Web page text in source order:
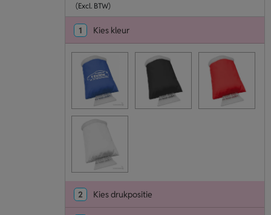
(Excl. BTW)
1 Kies kleur
2 Kies drukpositie